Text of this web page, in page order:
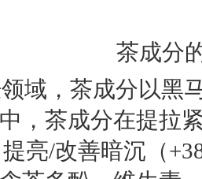
茶成分
域，茶成分以黑
，茶成分在提拉
提亮/改善暗沉（